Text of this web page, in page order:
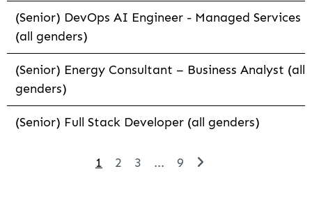
(Senior) DevOps AI Engineer - Managed Services
(all genders)
(Senior) Energy Consultant – Business Analyst (all
genders)
(Senior) Full Stack Developer (all genders)
1 2 3 ... 9